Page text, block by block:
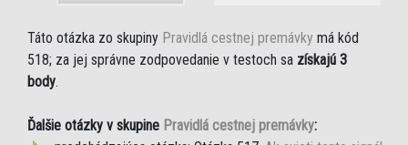
Táto otázka zo skupiny Pravidlá cestnej premávky má kód
518; za jej správne zodpovedanie v testoch sa získajú 3
body.
Ďalšie otázky v skupine Pravidlá cestnej premávky: